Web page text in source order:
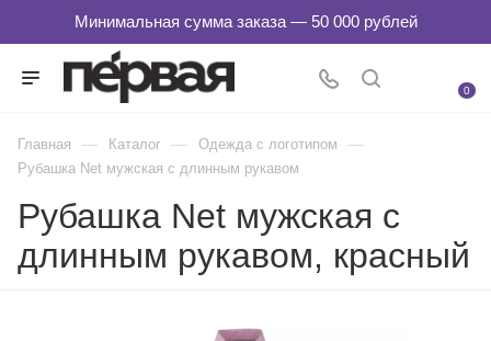
0
Главная — Каталог — Одежда с логотипом —
Рубашка Net мужская с длинным рукавом
Рубашка Net мужская с
длинным рукавом, красный